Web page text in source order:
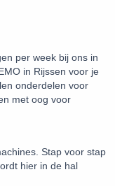
per week bij ons in
in Rijssen voor je
onderdelen voor
met oog voor
Stap voor stap
hier in de hal